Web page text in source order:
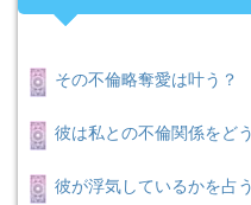
その不倫略奪愛は叶う？
彼は私との不倫関係をど
彼が浮気しているかを占う